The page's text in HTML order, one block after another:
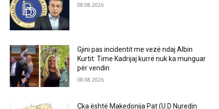
08.08.2026
Gjini pas incidentit me vezë ndaj Albin
Kurtit: Time Kadrijaj kurrë nuk ka munguar
për vendin
08.08.2026
Çka është Makedonija Pat (U.D Nuredin